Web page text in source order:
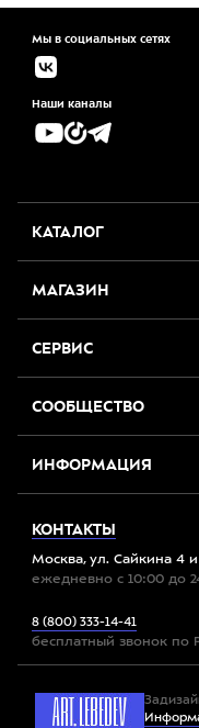
Мы в социальных сетях
Наши каналы
КАТАЛОГ
МАГАЗИН
СЕРВИС
СООБЩЕСТВО
ИНФОРМАЦИЯ
КОНТАКТЫ
Москва, ул. Сайкина 4
ежедневно с 10:00 до
8 (800) 333-14-41
бесплатный звонок по